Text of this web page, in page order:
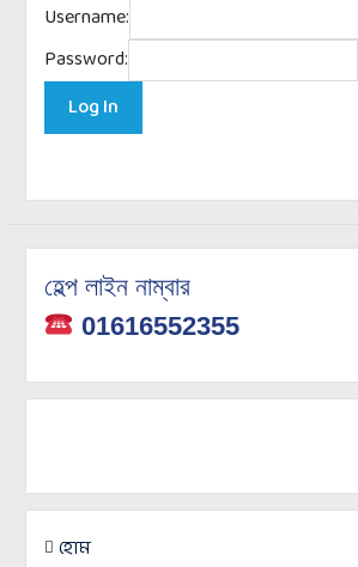
Username:
Password:
হেল্প লাইন নাম্বার
01616552355
হোম